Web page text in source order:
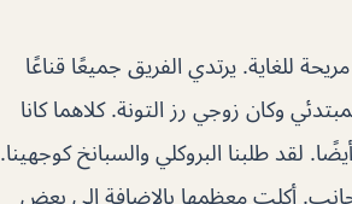
للغاية. يرتدي الفريق جميعًا قناعًا
وكان زوجي رز التونة. كلاهما كانا
لقد طلبنا البروكلي والسبانخ كوجهينا.
أكلت معظمها بالإضافة إلى بعض